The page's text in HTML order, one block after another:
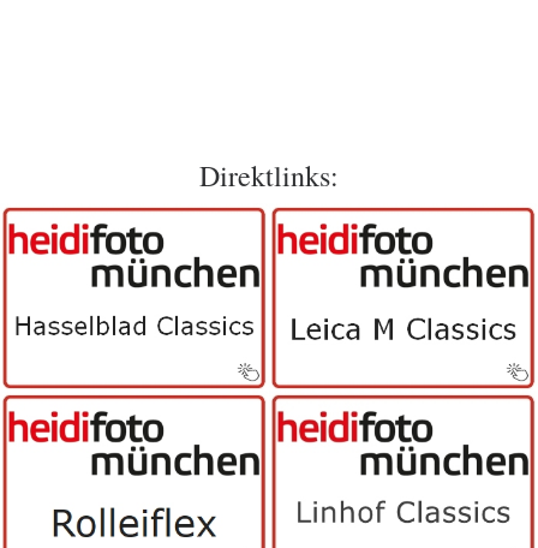
Direktlinks: